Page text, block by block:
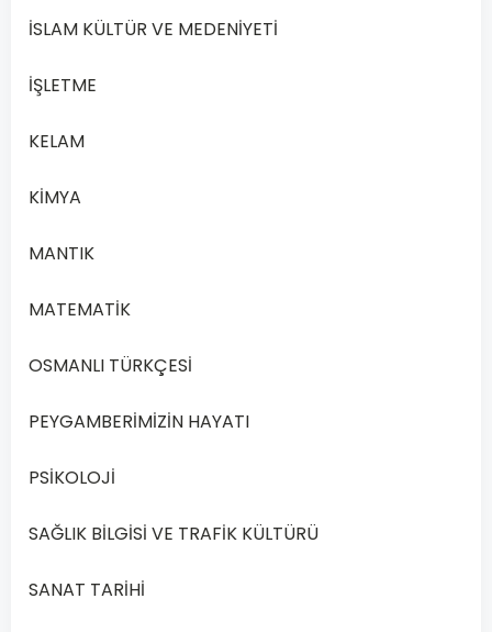
romanda
işlenmesi
•
Bazı
yazarların
sorunlarını
alması
Kimi
eserlerin
yönlendirmesi
ifadelerden
hangisi
İSLAM KÜLTÜR VE MEDENİYETİ
İŞLETME
KELAM
KİMYA
MANTIK
MATEMATİK
OSMANLI TÜRKÇESİ
PEYGAMBERİMİZİN HAYATI
PSİKOLOJİ
SAĞLIK BİLGİSİ VE TRAFİK KÜLTÜRÜ
SANAT TARİHİ